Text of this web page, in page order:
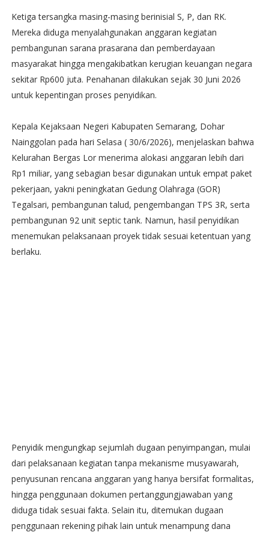
Ketiga tersangka masing-masing berinisial S, P, dan RK.
Mereka diduga menyalahgunakan anggaran kegiatan
pembangunan sarana prasarana dan pemberdayaan
masyarakat hingga mengakibatkan kerugian keuangan negara
sekitar Rp600 juta. Penahanan dilakukan sejak 30 Juni 2026
untuk kepentingan proses penyidikan.
Kepala Kejaksaan Negeri Kabupaten Semarang, Dohar
Nainggolan pada hari Selasa ( 30/6/2026), menjelaskan bahwa
Kelurahan Bergas Lor menerima alokasi anggaran lebih dari
Rp1 miliar, yang sebagian besar digunakan untuk empat paket
pekerjaan, yakni peningkatan Gedung Olahraga (GOR)
Tegalsari, pembangunan talud, pengembangan TPS 3R, serta
pembangunan 92 unit septic tank. Namun, hasil penyidikan
menemukan pelaksanaan proyek tidak sesuai ketentuan yang
berlaku.
Penyidik mengungkap sejumlah dugaan penyimpangan, mulai
dari pelaksanaan kegiatan tanpa mekanisme musyawarah,
penyusunan rencana anggaran yang hanya bersifat formalitas,
hingga penggunaan dokumen pertanggungjawaban yang
diduga tidak sesuai fakta. Selain itu, ditemukan dugaan
penggunaan rekening pihak lain untuk menampung dana